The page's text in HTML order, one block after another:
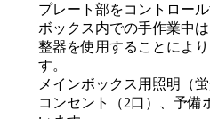
プレート部をコントロール
ボックス内での手作業中
整器を使用することによ
す。
メインボックス用照明（
コンセント（2口）、予備